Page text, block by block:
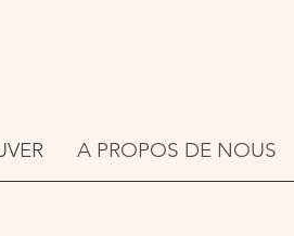
A PROPOS DE NOUS